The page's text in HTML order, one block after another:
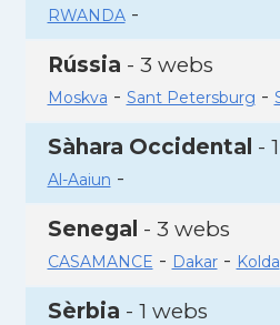
RWANDA-
Rússia - 3 webs
Moskva - Sant Petersburg -
Sàhara Occidental -
Al-Aaiun -
Senegal - 3 webs
CASAMANCE - Dakar- Kolda
Sèrbia - 1 webs